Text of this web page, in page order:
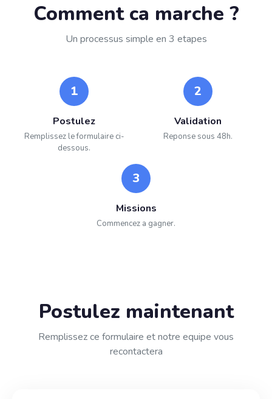
Comment ca marche ?
Un processus simple en 3 etapes
1
Postulez
Remplissez le formulaire ci-
dessous.
2
Validation
Reponse sous 48h.
3
Missions
Commencez a gagner.
Postulez maintenant
Remplissez ce formulaire et notre equipe vous
recontactera